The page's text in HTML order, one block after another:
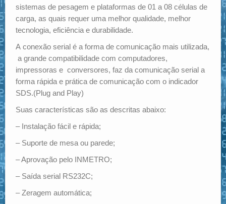
sistemas de pesagem e plataformas de 01 a 08 células de
carga, as quais requer uma melhor qualidade, melhor
tecnologia, eficiência e durabilidade.
A conexão serial é a forma de comunicação mais utilizada,
a grande compatibilidade com computadores,
impressoras e conversores, faz da comunicação serial a
forma rápida e prática de comunicação com o indicador
SDS.(Plug and Play)
Suas características são as descritas abaixo:
– Instalação fácil e rápida;
– Suporte de mesa ou parede;
– Aprovação pelo INMETRO;
– Saída serial RS232C;
– Zeragem automática;